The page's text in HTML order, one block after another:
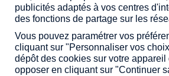
LAUNAY de s’inscrire dansune
politique forte de fabrication
très présentes dans le présent projet.
C’est également passionnant pour
engagé comme le Groupe LAUNAY,
publicités adaptés à vos centres
des fonctions de partage sur les
Vous pouvez paramétrer vos
cliquant sur "Personnaliser vos
dépôt des cookies sur votre appareil
opposer en cliquant sur "Continuer